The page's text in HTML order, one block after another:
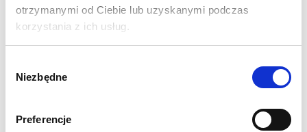
otrzymanymi od Ciebie lub uzyskanymi podczas
korzystania z ich usług.
zgody
Niezbędne
Preferencje
Konstrukcja wykonana z włókna węglowego i
aluminium
Odporny na działanie wiatru do 21-29 km/h
wodą.